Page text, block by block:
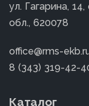
ул. Гагарина,
обл., 620078
office@rms-
8 (343) 319-42-
Каталог